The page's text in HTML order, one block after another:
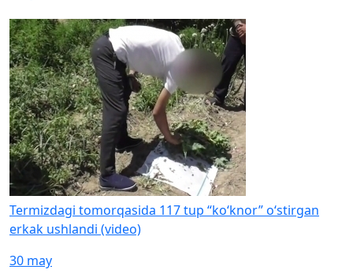
Termizdagi tomorqasida 117 tup “ko‘knor” o‘stirgan
erkak ushlandi (video)
30 may